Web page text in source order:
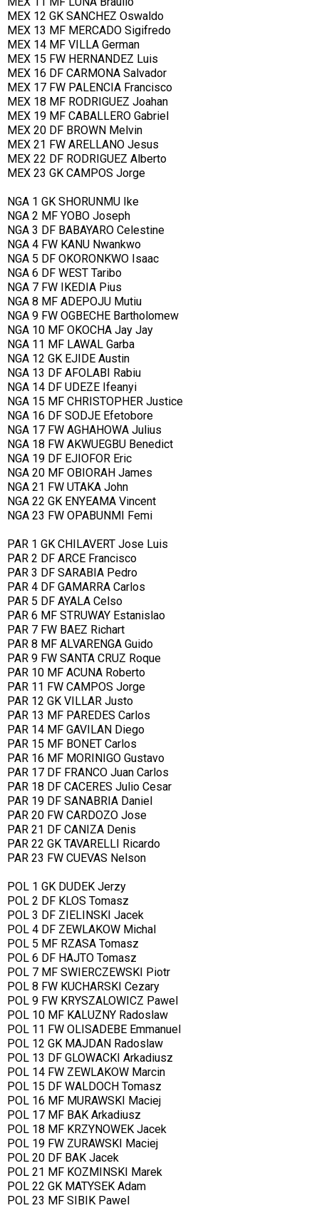
MEX 12 GK SANCHEZ Oswaldo
MEX 13 MF MERCADO Sigifredo
MEX 14 MF VILLA German
MEX 15 FW HERNANDEZ Luis
MEX 16 DF CARMONA Salvador
MEX 17 FW PALENCIA Francisco
MEX 18 MF RODRIGUEZ Joahan
MEX 19 MF CABALLERO Gabriel
MEX 20 DF BROWN Melvin
MEX 21 FW ARELLANO Jesus
MEX 22 DF RODRIGUEZ Alberto
MEX 23 GK CAMPOS Jorge
NGA 1 GK SHORUNMU Ike
NGA 2 MF YOBO Joseph
NGA 3 DF BABAYARO Celestine
NGA 4 FW KANU Nwankwo
NGA 5 DF OKORONKWO Isaac
NGA 6 DF WEST Taribo
NGA 7 FW IKEDIA Pius
NGA 8 MF ADEPOJU Mutiu
NGA 9 FW OGBECHE Bartholomew
NGA 10 MF OKOCHA Jay Jay
NGA 11 MF LAWAL Garba
NGA 12 GK EJIDE Austin
NGA 13 DF AFOLABI Rabiu
NGA 14 DF UDEZE Ifeanyi
NGA 15 MF CHRISTOPHER Justice
NGA 16 DF SODJE Efetobore
NGA 17 FW AGHAHOWA Julius
NGA 18 FW AKWUEGBU Benedict
NGA 19 DF EJIOFOR Eric
NGA 20 MF OBIORAH James
NGA 21 FW UTAKA John
NGA 22 GK ENYEAMA Vincent
NGA 23 FW OPABUNMI Femi
PAR 1 GK CHILAVERT Jose Luis
PAR 2 DF ARCE Francisco
PAR 3 DF SARABIA Pedro
PAR 4 DF GAMARRA Carlos
PAR 5 DF AYALA Celso
PAR 6 MF STRUWAY Estanislao
PAR 7 FW BAEZ Richart
PAR 8 MF ALVARENGA Guido
PAR 9 FW SANTA CRUZ Roque
PAR 10 MF ACUNA Roberto
PAR 11 FW CAMPOS Jorge
PAR 12 GK VILLAR Justo
PAR 13 MF PAREDES Carlos
PAR 14 MF GAVILAN Diego
PAR 15 MF BONET Carlos
PAR 16 MF MORINIGO Gustavo
PAR 17 DF FRANCO Juan Carlos
PAR 18 DF CACERES Julio Cesar
PAR 19 DF SANABRIA Daniel
PAR 20 FW CARDOZO Jose
PAR 21 DF CANIZA Denis
PAR 22 GK TAVARELLI Ricardo
PAR 23 FW CUEVAS Nelson
POL 1 GK DUDEK Jerzy
POL 2 DF KLOS Tomasz
POL 3 DF ZIELINSKI Jacek
POL 4 DF ZEWLAKOW Michal
POL 5 MF RZASA Tomasz
POL 6 DF HAJTO Tomasz
POL 7 MF SWIERCZEWSKI Piotr
POL 8 FW KUCHARSKI Cezary
POL 9 FW KRYSZALOWICZ Pawel
POL 10 MF KALUZNY Radoslaw
POL 11 FW OLISADEBE Emmanuel
POL 12 GK MAJDAN Radoslaw
POL 13 DF GLOWACKI Arkadiusz
POL 14 FW ZEWLAKOW Marcin
POL 15 DF WALDOCH Tomasz
POL 16 MF MURAWSKI Maciej
POL 17 MF BAK Arkadiusz
POL 18 MF KRZYNOWEK Jacek
POL 19 FW ZURAWSKI Maciej
POL 20 DF BAK Jacek
POL 21 MF KOZMINSKI Marek
POL 22 GK MATYSEK Adam
POL 23 MF SIBIK Pawel